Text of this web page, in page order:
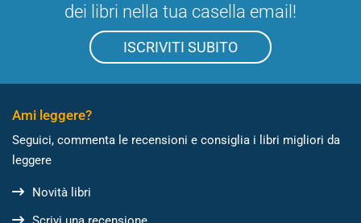
dei libri nella tua casella email!
ISCRIVITI SUBITO
Ami leggere?
Seguici, commenta le recensioni e consiglia i libri migliori da
leggere
Novità libri